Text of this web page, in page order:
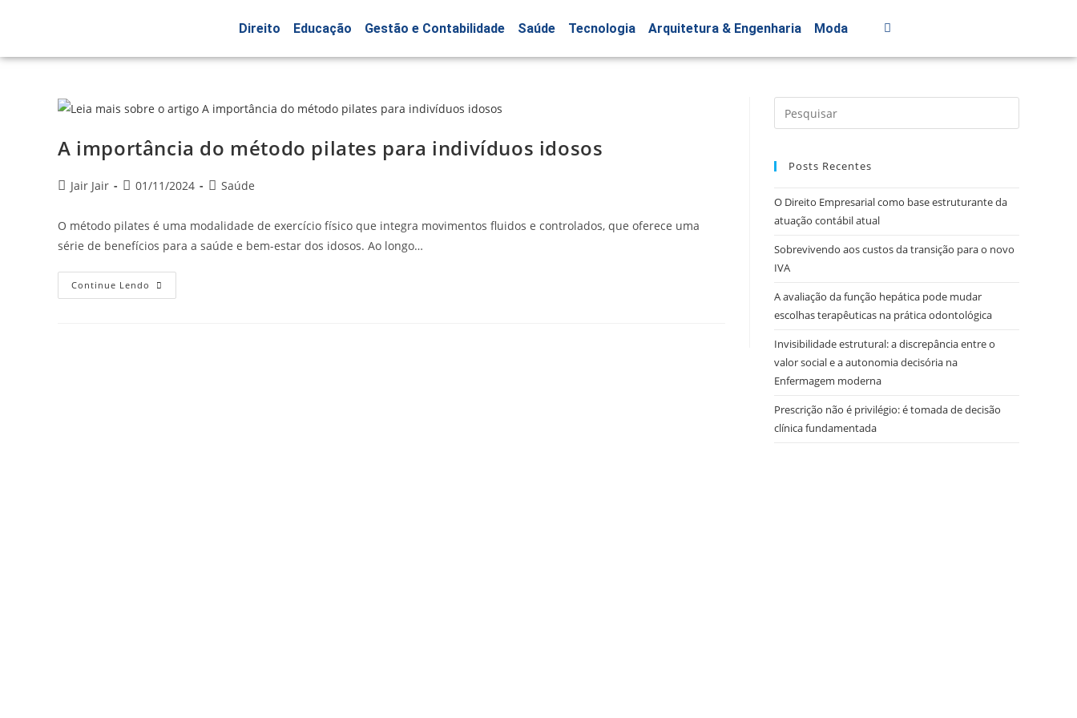
Direito Educação Gestão e Contabilidade Saúde Tecnologia Arquitetura & Engenharia Moda
A importância do método pilates para indivíduos idosos
Jair Jair 01/11/2024 Saúde
O método pilates é uma modalidade de exercício físico que integra movimentos fluidos e controlados, que oferece uma
série de benefícios para a saúde e bem-estar dos idosos. Ao longo…
Continue Lendo
Posts Recentes
O Direito Empresarial como base estruturante da
atuação contábil atual
Sobrevivendo aos custos da transição para o novo
IVA
A avaliação da função hepática pode mudar
escolhas terapêuticas na prática odontológica
Invisibilidade estrutural: a discrepância entre o
valor social e a autonomia decisória na
Enfermagem moderna
Prescrição não é privilégio: é tomada de decisão
clínica fundamentada